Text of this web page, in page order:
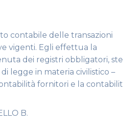
contabile delle transazioni
vigenti. Egli effettua la
dei registri obbligatori,
legge in materia civilistico –
fornitori e la
B.